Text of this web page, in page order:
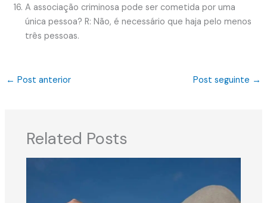
A associação criminosa pode ser cometida por uma
única pessoa? R: Não, é necessário que haja pelo menos
três pessoas.
← Post anterior Post seguinte →
Related Posts